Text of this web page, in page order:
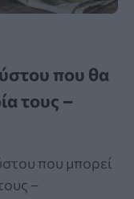
που θα
τους –
που μπορεί
–